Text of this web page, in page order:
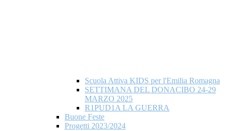
Scuola Attiva KIDS per l'Emilia Romagna
SETTIMANA DEL DONACIBO 24-29
MARZO 2025
R1PUD1A LA GUERRA
Buone Feste
Progetti 2023/2024